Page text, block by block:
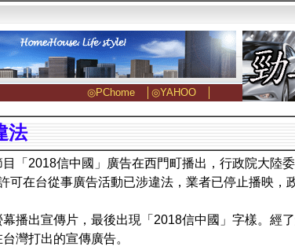
◎PChome│ ◎YAHOO│
法
「2018信中國」廣告在西門町播出，行政院大陸
在台從事廣告活動已涉違法，業者已停止播映，
播出宣傳片，最後出現「2018信中國」字樣。經
灣打出的宣傳廣告。